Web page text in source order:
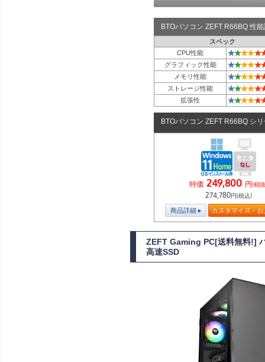
BTOパソコン ZEFT R66BQ 性
スペック
CPU性能
★★★★★
グラフィック性能 ★★★★★
メモリ性能 ★★★★★
ストレージ性能 ★★★★★
拡張性 ★★★★★
BTOパソコン ZEFT R66BQ シ
特価 249,800 円(税
274,780円(税込)
商品詳細 カスタマイズ・
ZEFT Gaming PC[送料無料!]
高速SSD